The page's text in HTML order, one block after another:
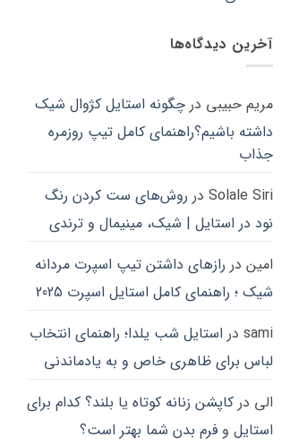
ممکن
است
محصول
انتخاب
شوند
آخرین دیدگاه‌ها
مریم حبیبی در چگونه استایل کژوال شیک
داشته باشیم؟راهنمای کامل تیپ روزمره
جذاب
Solale Siri در روش‌های ست کردن رنگ
نود در استایل | شیک، مینیمال و ترندی
امین در رازهای داشتن تیپ اسپرت مردانه
شیک ؛ راهنمای کامل استایل اسپرت 2025
sami در استایل شب یلدا؛ راهنمای انتخاب
لباس برای ظاهری خاص و به یادماندنی
الی در کاپشن زنانه کوتاه یا بلند؟ کدام برای
استایل و فرم بدن شما بهتر است؟